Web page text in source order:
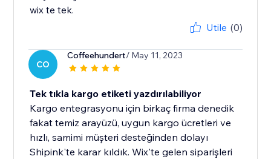
wix te tek.
Utile (0)
CO
Coffeehundert/ May 11, 2023
Tek tıkla kargo etiketi yazdırılabiliyor
Kargo entegrasyonu için birkaç firma denedik
fakat temiz arayüzü, uygun kargo ücretleri ve
hızlı, samimi müşteri desteğinden dolayı
Shipink'te karar kıldık. Wix'te gelen siparişleri